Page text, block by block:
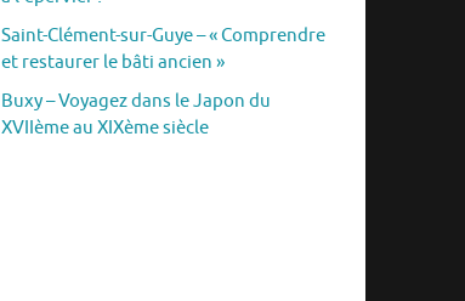
Saint-Clément-sur-Guye – « Comprendre
et restaurer le bâti ancien »
Buxy – Voyagez dans le Japon du
XVIIème au XIXème siècle